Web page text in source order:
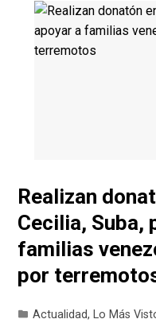
Realizan
Cecilia, Suba,
familias
por
Actualidad, Lo Más